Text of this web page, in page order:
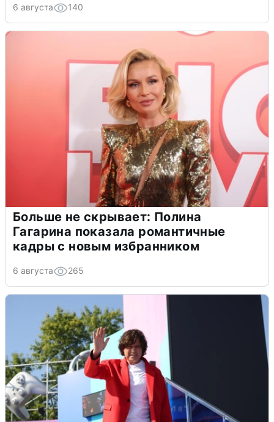
6 августа 140
Больше не скрывает: Полина
Гагарина показала романтичные
кадры с новым избранником
6 августа 265